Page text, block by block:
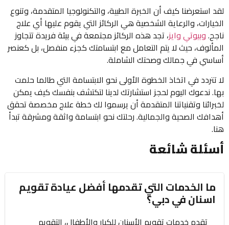
لقد استعرضنا كيف أن الخبرة الطبية، والتكنولوجيا المتقدمة، وتنوع
الخيارات، والرعاية الشخصية هي الركائز التي يقوم عليها أي علاج
ناجح.وبيوتي وايز، تجد هذه الركائز مجتمعة في بيئة فريدة تتجاوز
المألوف، حيث لا يتم التعامل مع ابتسامتك كجزء منفصل، بل كعنصر
أساسي في جمالك وصحتك الشاملة.
لا تتردد في اتخاذ الخطوة الأولى نحو الابتسامة التي طالما حلمت
بها. ندعوك اليوم لحجز استشارتك لدينا لتكتشف بنفسك كيف يمكن
لخبرائنا وتقنياتنا المتقدمة أن يرسموا لك خطة علاج مخصصة تحقق
أهدافك الصحية والجمالية. رحلتك نحو ابتسامة واثقة ومشرقة تبدأ
هنا.
أسئلة شائعة
ما الخدمات التي تقدمها أفضل عيادة تقويم
اسنان في دبي؟